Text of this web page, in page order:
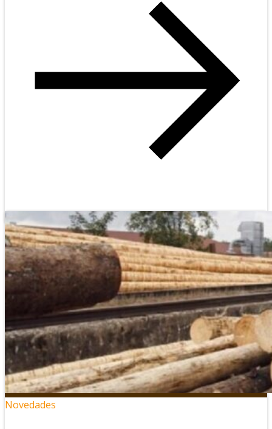
Novedades